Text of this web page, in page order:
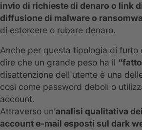
invio di richieste di denaro o link
diffusione di malware o
di estorcere o rubare denaro.
Anche per questa tipologia di furto
dire che un grande peso ha il
disattenzione dell'utente è una
così come password deboli o
account.
Attraverso un’analisi qualitativa
account e-mail esposti sul dark